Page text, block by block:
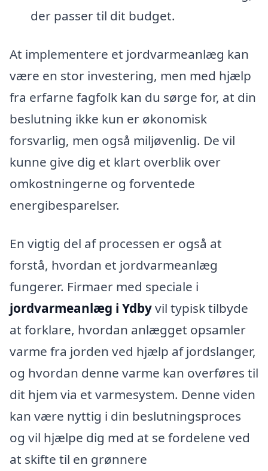
der passer til dit budget.
At implementere et jordvarmeanlæg kan
være en stor investering, men med hjælp
fra erfarne fagfolk kan du sørge for, at din
beslutning ikke kun er økonomisk
forsvarlig, men også miljøvenlig. De vil
kunne give dig et klart overblik over
omkostningerne og forventede
energibesparelser.
En vigtig del af processen er også at
forstå, hvordan et jordvarmeanlæg
fungerer. Firmaer med speciale i
jordvarmeanlæg i Ydbyvil typisk tilbyde
at forklare, hvordan anlægget opsamler
varme fra jorden ved hjælp af jordslanger,
og hvordan denne varme kan overføres til
dit hjem via et varmesystem. Denne viden
kan være nyttig i din beslutningsproces
og vil hjælpe dig med at se fordelene ved
at skifte til en grønnere